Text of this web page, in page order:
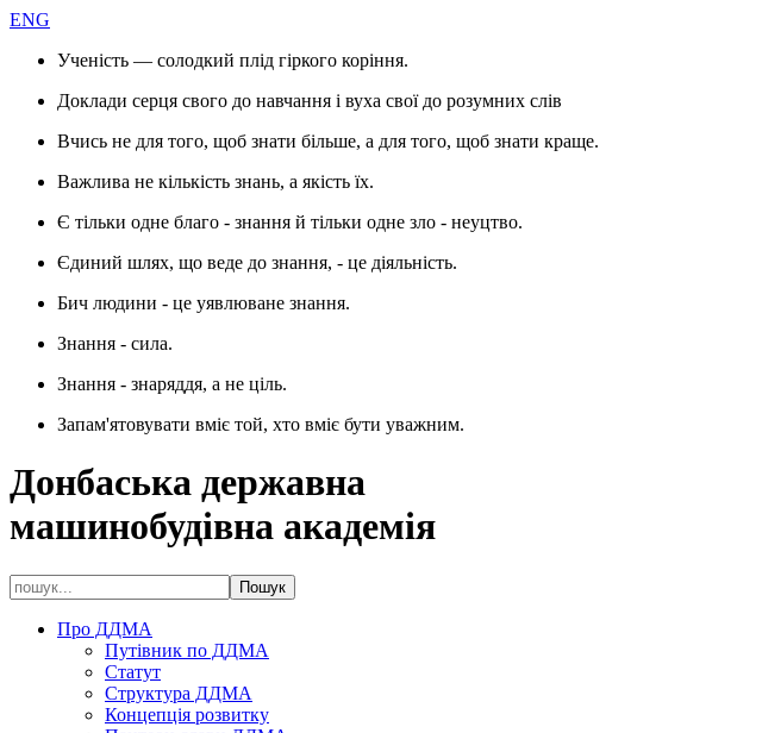
ENG
Ученість — солодкий плід гіркого коріння.
Доклади серця свого до навчання і вуха свої до розумних слів
Вчись не для того, щоб знати більше, а для того, щоб знати краще.
Важлива не кількість знань, а якість їх.
Є тільки одне благо - знання й тільки одне зло - неуцтво.
Єдиний шлях, що веде до знання, - це діяльність.
Бич людини - це уявлюване знання.
Знання - сила.
Знання - знаряддя, а не ціль.
Запам'ятовувати вміє той, хто вміє бути уважним.
Донбаська державна
машинобудівна академія
Про ДДМА
Путівник по ДДМА
Статут
Структура ДДМА
Концепція розвитку